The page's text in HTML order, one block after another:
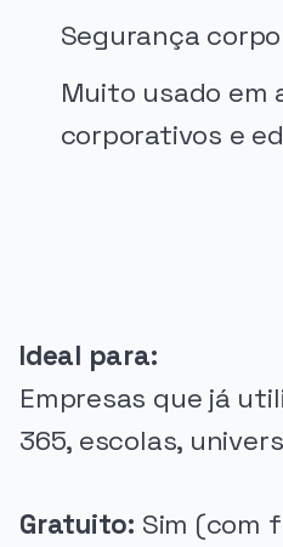
Segurança
Muito usado em
corporativos e
Ideal para:
Empresas que já
365, escolas,
Gratuito: Sim (com